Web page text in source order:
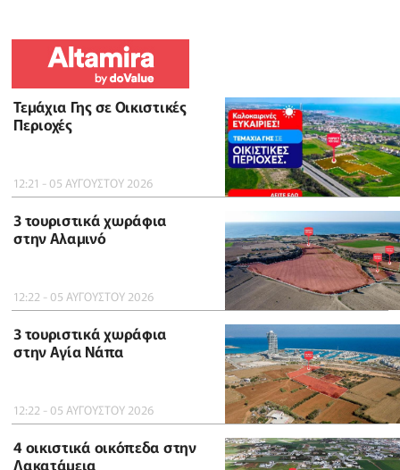
Τεμάχια Γης σε Οικιστικές
Περιοχές
12:21 - 05 ΑΥΓΟΥΣΤΟΥ 2026
3 τουριστικά χωράφια
στην Αλαμινό
12:22 - 05 ΑΥΓΟΥΣΤΟΥ 2026
3 τουριστικά χωράφια
στην Αγία Νάπα
12:22 - 05 ΑΥΓΟΥΣΤΟΥ 2026
4 οικιστικά οικόπεδα στην
Λακατάμεια